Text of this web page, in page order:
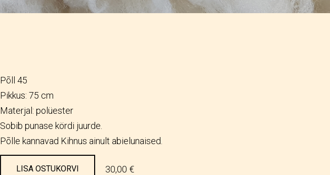
Põll 45
Pikkus: 75 cm
Materjal: polüester
Sobib punase kördi juurde.
Põlle kannavad Kihnus ainult abielunaised.
LISA OSTUKORVI 30,00 €